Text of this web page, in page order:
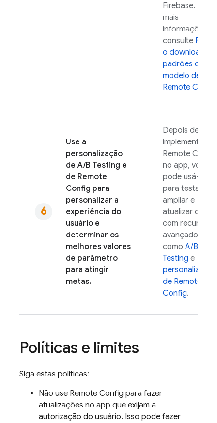
Firebase. Para
mais
informações,
consulte Fazer
o download
padrões do
modelo de
Remote Config
Use a
personalização
de A/B Testing e
de Remote
Config para
personalizar a
experiência do
usuário e
determinar os
melhores valores
de parâmetro
para atingir
metas.
Depois de
implementar
Remote Config
no app, você
pode usá-lo
para testar,
ampliar e
atualizar o app
com recursos
avançados,
como A/B
Testing e
personalização
de Remote
Config.
Políticas e limites
Siga estas políticas:
Não use Remote Config para fazer
atualizações no app que exijam a
autorização do usuário. Isso pode fazer